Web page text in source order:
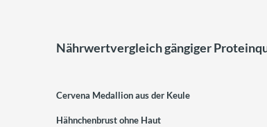
Nährwertvergleich gängiger
Cervena Medallion aus der Keule
Hähnchenbrust ohne Haut